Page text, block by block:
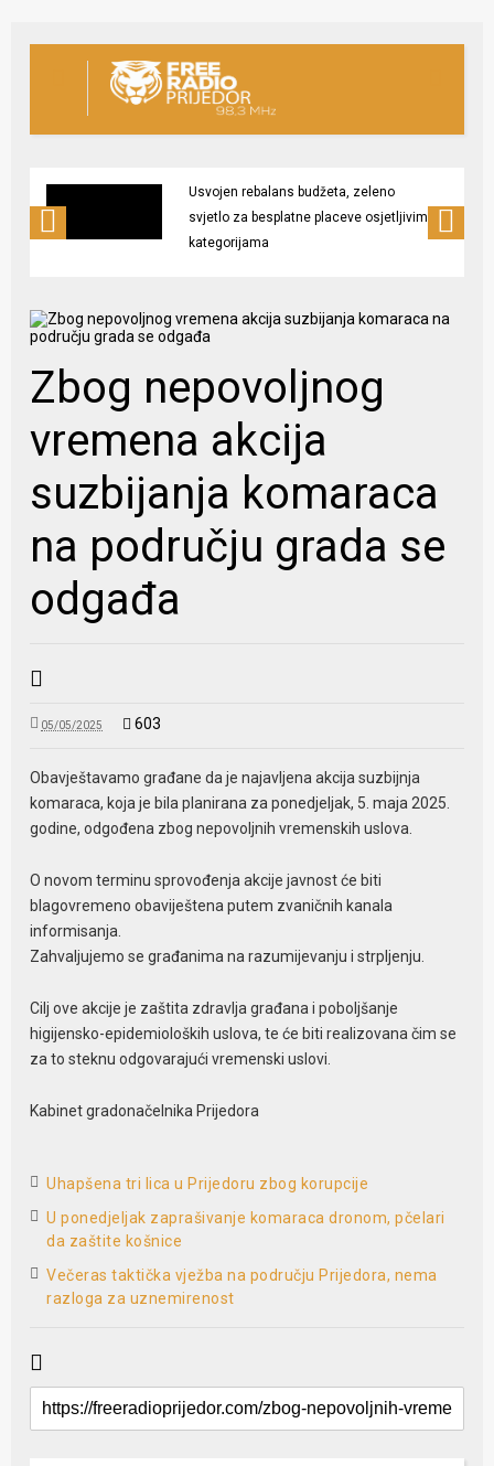
Usvojen rebalans budžeta, zeleno
svjetlo za besplatne placeve osjetljivim
kategorijama
Zbog nepovoljnog
vremena akcija
suzbijanja komaraca
na području grada se
odgađa
05/05/2025 603
Obavještavamo građane da je najavljena akcija suzbijnja
komaraca, koja je bila planirana za ponedjeljak, 5. maja 2025.
godine, odgođena zbog nepovoljnih vremenskih uslova.
O novom terminu sprovođenja akcije javnost će biti
blagovremeno obaviještena putem zvaničnih kanala
informisanja.
Zahvaljujemo se građanima na razumijevanju i strpljenju.
Cilj ove akcije je zaštita zdravlja građana i poboljšanje
higijensko-epidemioloških uslova, te će biti realizovana čim se
za to steknu odgovarajući vremenski uslovi.
Kabinet gradonačelnika Prijedora
Uhapšena tri lica u Prijedoru zbog korupcije
U ponedjeljak zaprašivanje komaraca dronom, pčelari
da zaštite košnice
Večeras taktička vježba na području Prijedora, nema
razloga za uznemirenost